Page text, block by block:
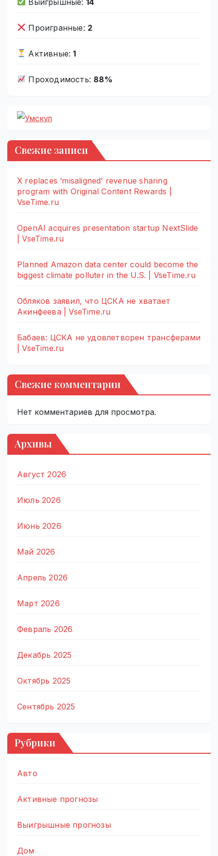
Проигранные: 2
Активные:1
Проходимость: 88%
Свежие записи
X replaces ‘misaligned’ revenue sharing
program with Original Content Rewards |
VseTime.ru
OpenAI acquires presentation startup NextSlide
| VseTime.ru
Planned Amazon data center could become the
biggest climate polluter in the U.S. | VseTime.ru
Обляков заявил, что ЦСКА не хватает
Акинфеева | VseTime.ru
Бабаев: ЦСКА не удовлетворен трансферами
| VseTime.ru
Свежие комментарии
Нет комментариев для просмотра.
Архивы
Август 2026
Июль 2026
Июнь 2026
Май 2026
Апрель 2026
Март 2026
Февраль 2026
Декабрь 2025
Октябрь 2025
Сентябрь 2025
Рубрики
Авто
Активные прогнозы
Выигрышные прогнозы
Дом